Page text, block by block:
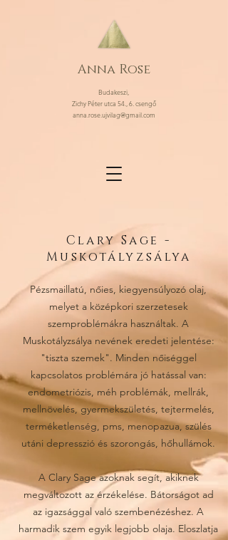
Anna Rose
Budakeszi,
Zichy Péter utca 54., 6. csengő
anna.rose.ujvilag@gmail.com
Clary Sage -
Muskotályzsálya
Pézsmaillatú, nőies, kiegyensúlyozó olaj,
melyet a középkori szerzetesek
szemproblémákra használtak. A
Muskotályzsálya nevének eredeti jelentése:
"tiszta szemek". Minden nőiséggel
kapcsolatos problémára jó hatással van:
endometriózis, méh problémák, mellrák,
mellnövelés, gyermekszületés, tejtermelés,
terméketlenség, pms, menopazua, szülés
utáni depresszió és szorongás, hőhullámok.
A Clary Sage azoknak segít, akiknek
megváltozott az érzékelése. Bátorságot ad
az igazsággal való szembenézéshez. A
harmadik szem egyik legjobb olaja. Eloszlatja